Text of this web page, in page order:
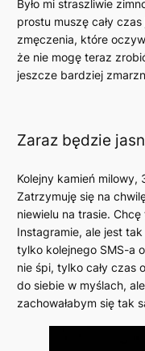
Było mi straszliwie
prostu muszę cały
zmęczenia, które
że nie mogę teraz
jeszcze bardziej
Zaraz będzie
Kolejny kamień
Zatrzymuję się na
niewielu na trasie.
Instagramie, ale jest
tylko kolejnego SMS-a
nie śpi, tylko cały czas
do siebie w myślach,
zachowałabym się tak